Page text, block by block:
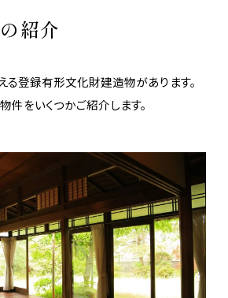
紹介
る登録有形文化財建造物があります。
件をいくつかご紹介します。